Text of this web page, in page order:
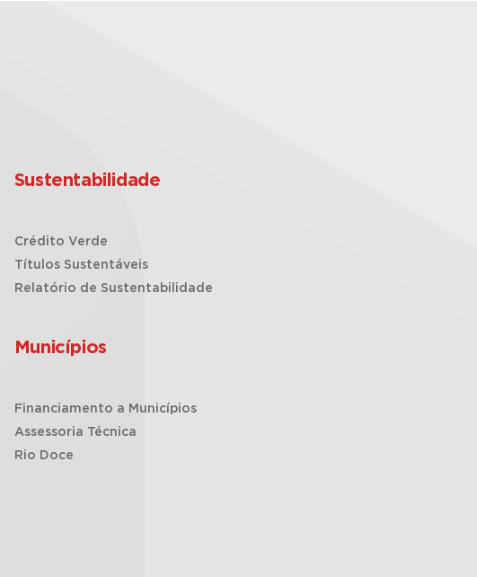
Sustentabilidade
Crédito Verde
Títulos Sustentáveis
Relatório de Sustentabilidade
Municípios
Financiamento a Municípios
Assessoria Técnica
Rio Doce